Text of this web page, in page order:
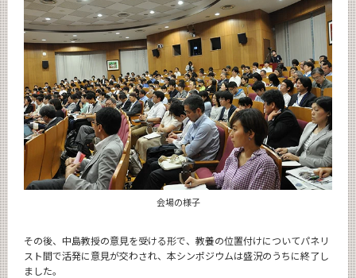
会場の様子
その後、中島教授の意見を受ける形で、教養の位置付けについてパネリ
スト間で活発に意見が交わされ、本シンポジウムは盛況のうちに終了し
ました。